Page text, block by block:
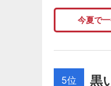
今夏で
5位 黒